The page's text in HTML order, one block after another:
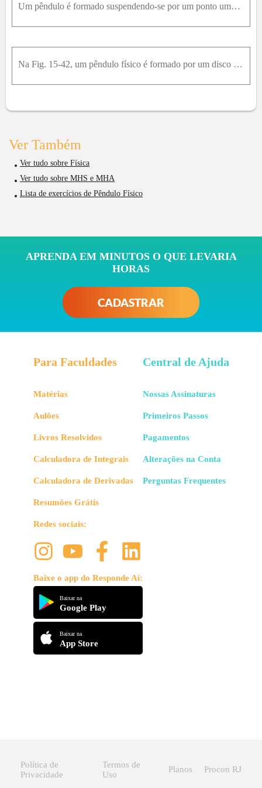
Um pêndulo é formado suspendendo-se por um ponto uma barra longa e fina. Em uma série de experimentos o período é medido em função da distância x entre o ponto de suspensão e o centro da barra. (a) Se
Na Fig. 15-42, um pêndulo físico é formado por um disco uniforme (de raio R = 2,35 c m ) sustentado em um plano vertical por um pino situado a uma distância d = 1,75 c m do centro do disco. O disco é
Ver Também
Ver tudo sobre Física
Ver tudo sobre MHS e MHA
Lista de exercícios de Pêndulo Físico
APRENDA EM MINUTOS O QUE LEVARIA
HORAS
CADASTRAR
Para Faculdades
Matérias
Aulões
Livros Resolvidos
Calculadora de Integrais
Calculadora de Derivadas
Resumões Grátis
Redes sociais:
Baixe o app do Responde Aí:
Baixar na
Google Play
Baixar na
App Store
Central de Ajuda
Nossas Assinaturas
Primeiros Passos
Pagamentos
Alterações na Conta
Perguntas Frequentes
Política de
Privacidade
Termos de
Uso
Planos Procon RJ